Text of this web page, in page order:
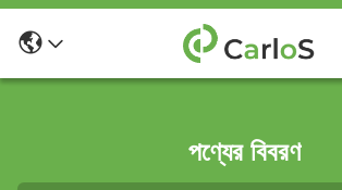
পণ্যের বিবরণ